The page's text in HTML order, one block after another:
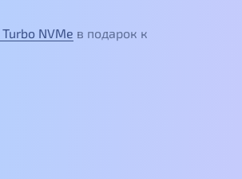
NVMe в подарок к